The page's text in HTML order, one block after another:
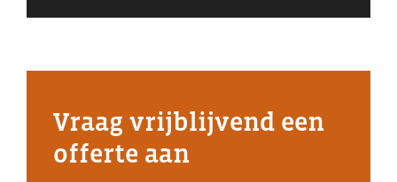
Vraag vrijblijvend een
offerte aan